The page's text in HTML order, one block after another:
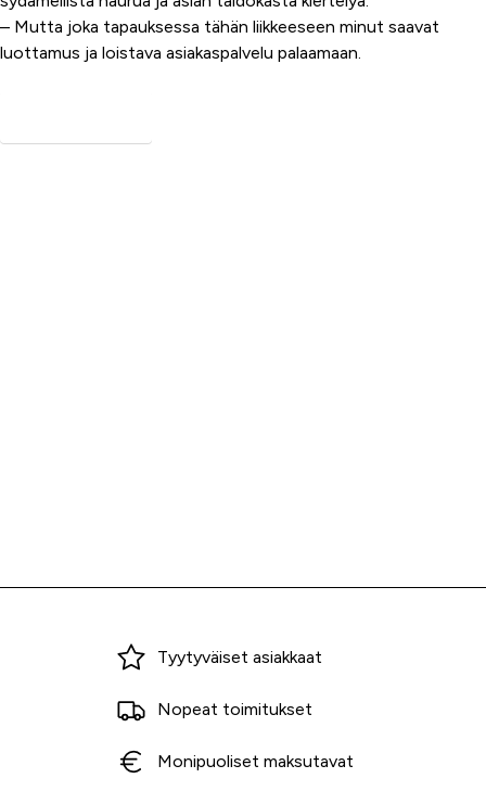
– Mutta joka tapauksessa tähän liikkeeseen minut saavat
luottamus ja loistava asiakaspalvelu palaamaan.
Miksi ostaa Tarvikekeskuksesta?
Tyytyväiset asiakkaat
Nopeat toimitukset
Monipuoliset maksutavat